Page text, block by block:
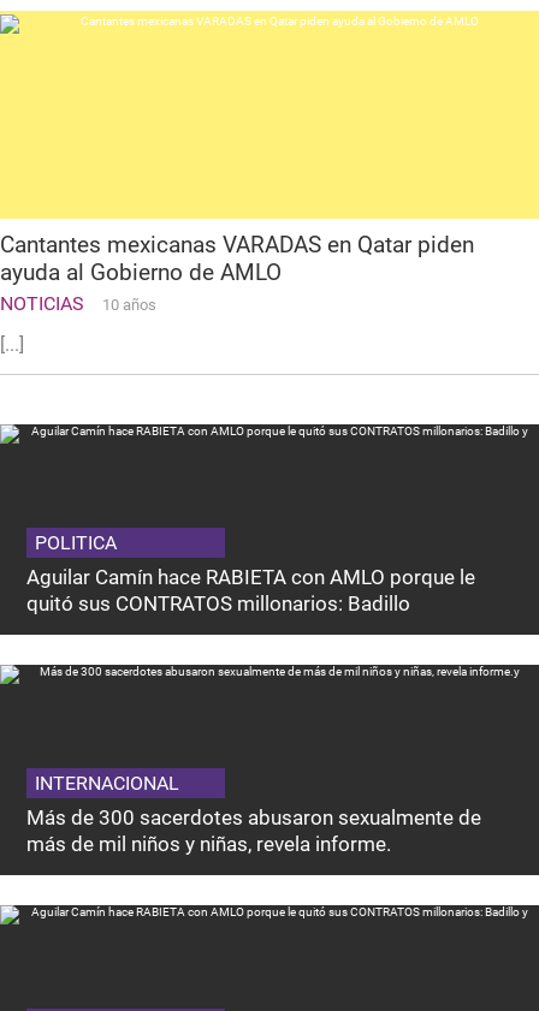
Cantantes mexicanas VARADAS en Qatar piden
ayuda al Gobierno de AMLO
NOTICIAS 10 años
[...]
POLITICA
Aguilar Camín hace RABIETA con AMLO porque le
quitó sus CONTRATOS millonarios: Badillo
INTERNACIONAL
Más de 300 sacerdotes abusaron sexualmente de
más de mil niños y niñas, revela informe.